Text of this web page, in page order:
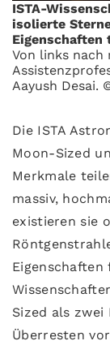
ISTA-
isolierte
Eigenschaften
Von links nach
Aayush Desai.
Die ISTA
Moon-Sized
Merkmale
massiv,
existieren sie
Sized als zwei
Überresten